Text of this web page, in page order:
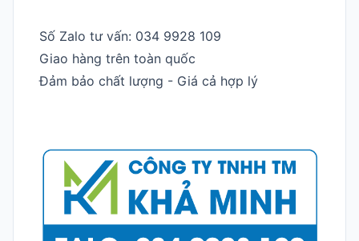
Số Zalo tư vấn: 034 9928 109
Giao hàng trên toàn quốc
Đảm bảo chất lượng - Giá cả hợp lý